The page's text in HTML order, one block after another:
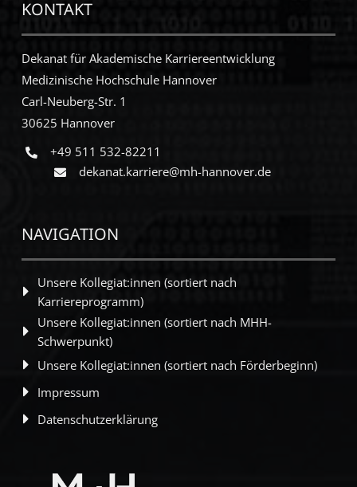
KONTAKT
Dekanat für Akademische Karriereentwicklung
Medizinische Hochschule Hannover
Carl-Neuberg-Str. 1
30625 Hannover
+49 511 532-82211
dekanat.karriere@mh-hannover.de
NAVIGATION
Unsere Kollegiat:innen (sortiert nach
Karriereprogramm)
Unsere Kollegiat:innen (sortiert nach MHH-
Schwerpunkt)
Unsere Kollegiat:innen (sortiert nach Förderbeginn)
Impressum
Datenschutzerklärung